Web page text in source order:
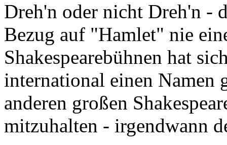
Dreh'n oder nicht Dreh'n -
Bezug auf "Hamlet" nie
Shakespearebühnen hat
international einen Namen
anderen großen
mitzuhalten - irgendwann